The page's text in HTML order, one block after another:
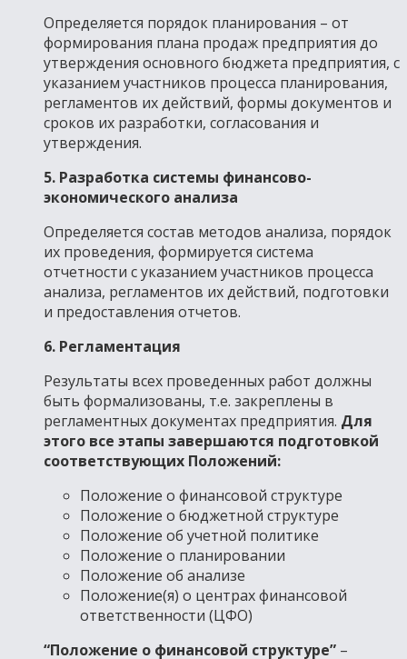
Определяется порядок планирования – от
формирования плана продаж предприятия до
утверждения основного бюджета предприятия, с
указанием участников процесса планирования,
регламентов их действий, формы документов и
сроков их разработки, согласования и
утверждения.
5. Разработка системы финансово-
экономического анализа
Определяется состав методов анализа, порядок
их проведения, формируется система
отчетности с указанием участников процесса
анализа, регламентов их действий, подготовки
и предоставления отчетов.
6. Регламентация
Результаты всех проведенных работ должны
быть формализованы, т.е. закреплены в
регламентных документах предприятия. Для
этого все этапы завершаются подготовкой
соответствующих Положений:
Положение о финансовой структуре
Положение о бюджетной структуре
Положение об учетной политике
Положение о планировании
Положение об анализе
Положение(я) о центрах финансовой
ответственности (ЦФО)
“Положение о финансовой структуре” –